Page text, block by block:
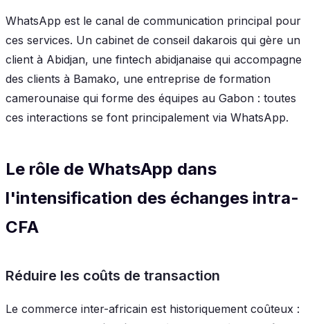
WhatsApp est le canal de communication principal pour
ces services. Un cabinet de conseil dakarois qui gère un
client à Abidjan, une fintech abidjanaise qui accompagne
des clients à Bamako, une entreprise de formation
camerounaise qui forme des équipes au Gabon : toutes
ces interactions se font principalement via WhatsApp.
Le rôle de WhatsApp dans
l'intensification des échanges intra-
CFA
Réduire les coûts de transaction
Le commerce inter-africain est historiquement coûteux :